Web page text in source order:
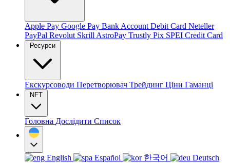
Apple Pay Google Pay Bank Account Debit Card Neteller
PayPal Revolut Skrill AstroPay Trustly Pix SPEI Credit Card
Ресурси
Екскурсоводи Перетворювач Трейдинг Ціни Гаманці
NFT
Головна Дослідити Список
English Español 한국어
Deutsch